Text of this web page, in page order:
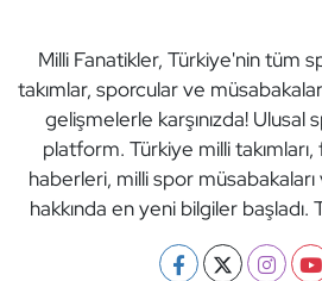
Milli Fanatikler, Türkiye'nin tüm
takımlar, sporcular ve
gelişmelerle karşınızda! Ulusal
platform. Türkiye milli
haberleri, milli spor
hakkında en yeni bilgiler başladı.